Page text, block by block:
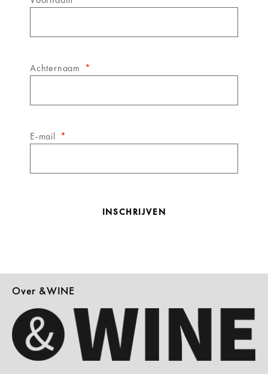
Achternaam
E-mail
INSCHRIJVEN
Over &WINE